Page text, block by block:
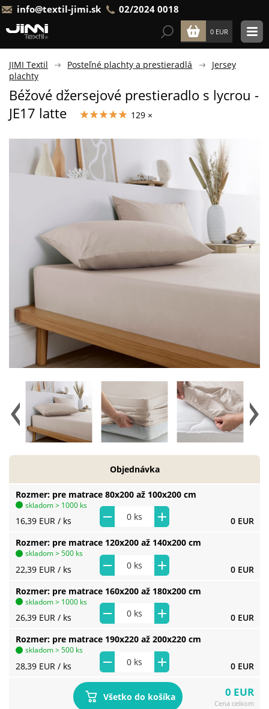
info@textil-jimi.sk 02/2024 0018
0 EUR
JIMI Textil Posteľné plachty a prestieradlá
Jersey
plachty
Béžové džersejové prestieradlo s lycrou -
JE17 latte
129 ×
Rozmer pre matrace 80x200 až 100x200 cm
16,39 EUR / ks 0 EUR
skladom > 1000 ks
Rozmer pre matrace 120x200 až 140x200 cm
22,39 EUR / ks 0 EUR
skladom > 500 ks
Rozmer pre matrace 160x200 až 180x200 cm
26,39 EUR / ks 0 EUR
skladom > 1000 ks
Rozmer pre matrace 190x220 až 200x220 cm
28,39 EUR / ks 0 EUR
skladom > 500 ks
Objednávka
Všetko do košíka 0 EUR
Cena celkom